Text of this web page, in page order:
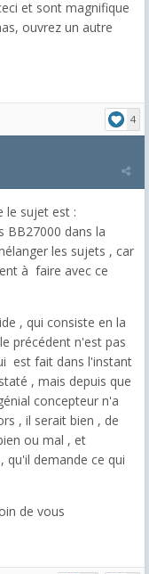
et sont magnifique
ouvrez un autre
4
le sujet est :
BB27000 dans la
les sujets , car
à faire avec ce
, qui consiste en la
précédent n'est pas
est fait dans l'instant
, mais depuis que
concepteur n'a
, il serait bien , de
ou mal , et
demande ce qui
de vous